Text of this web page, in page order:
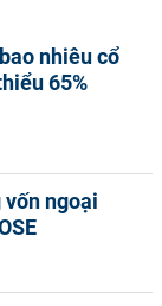
nhiêu cổ
65%
vốn ngoại